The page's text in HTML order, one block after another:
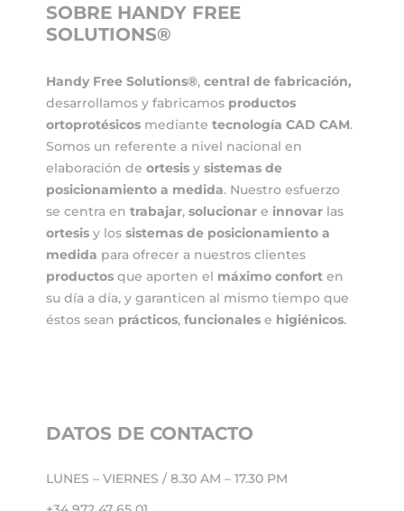
SOBRE HANDY FREE
SOLUTIONS®
Handy Free Solutions®,central de fabricación,
desarrollamos y fabricamos productos
ortoprotésicos mediantetecnología CAD CAM.
Somos un referente a nivel nacional en
elaboración deortesis ysistemas de
posicionamiento a medida. Nuestro esfuerzo
se centra entrabajar,solucionar e innovar las
ortesis y lossistemas de posicionamiento a
medida para ofrecer a nuestros clientes
productos que aporten el máximo confort en
su día a día, y garanticen al mismo tiempo que
éstos sean prácticos,funcionales e higiénicos.
DATOS DE CONTACTO
LUNES – VIERNES / 8.30 AM – 17.30 PM